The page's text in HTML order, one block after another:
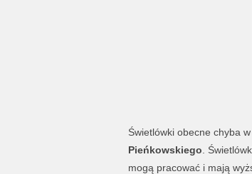
Świetlówki obecne chyba
Pieńkowskiego .
mogą pracować i mają